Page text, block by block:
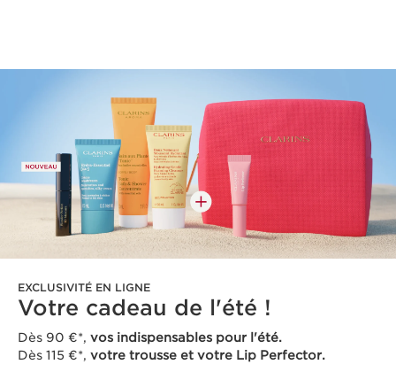
EXCLUSIVITÉ EN LIGNE
Votre cadeau de l'été !
Dès 90 €*, vos indispensables pour l'été.
Dès 115 €*, votre trousse et votre Lip Perfector.